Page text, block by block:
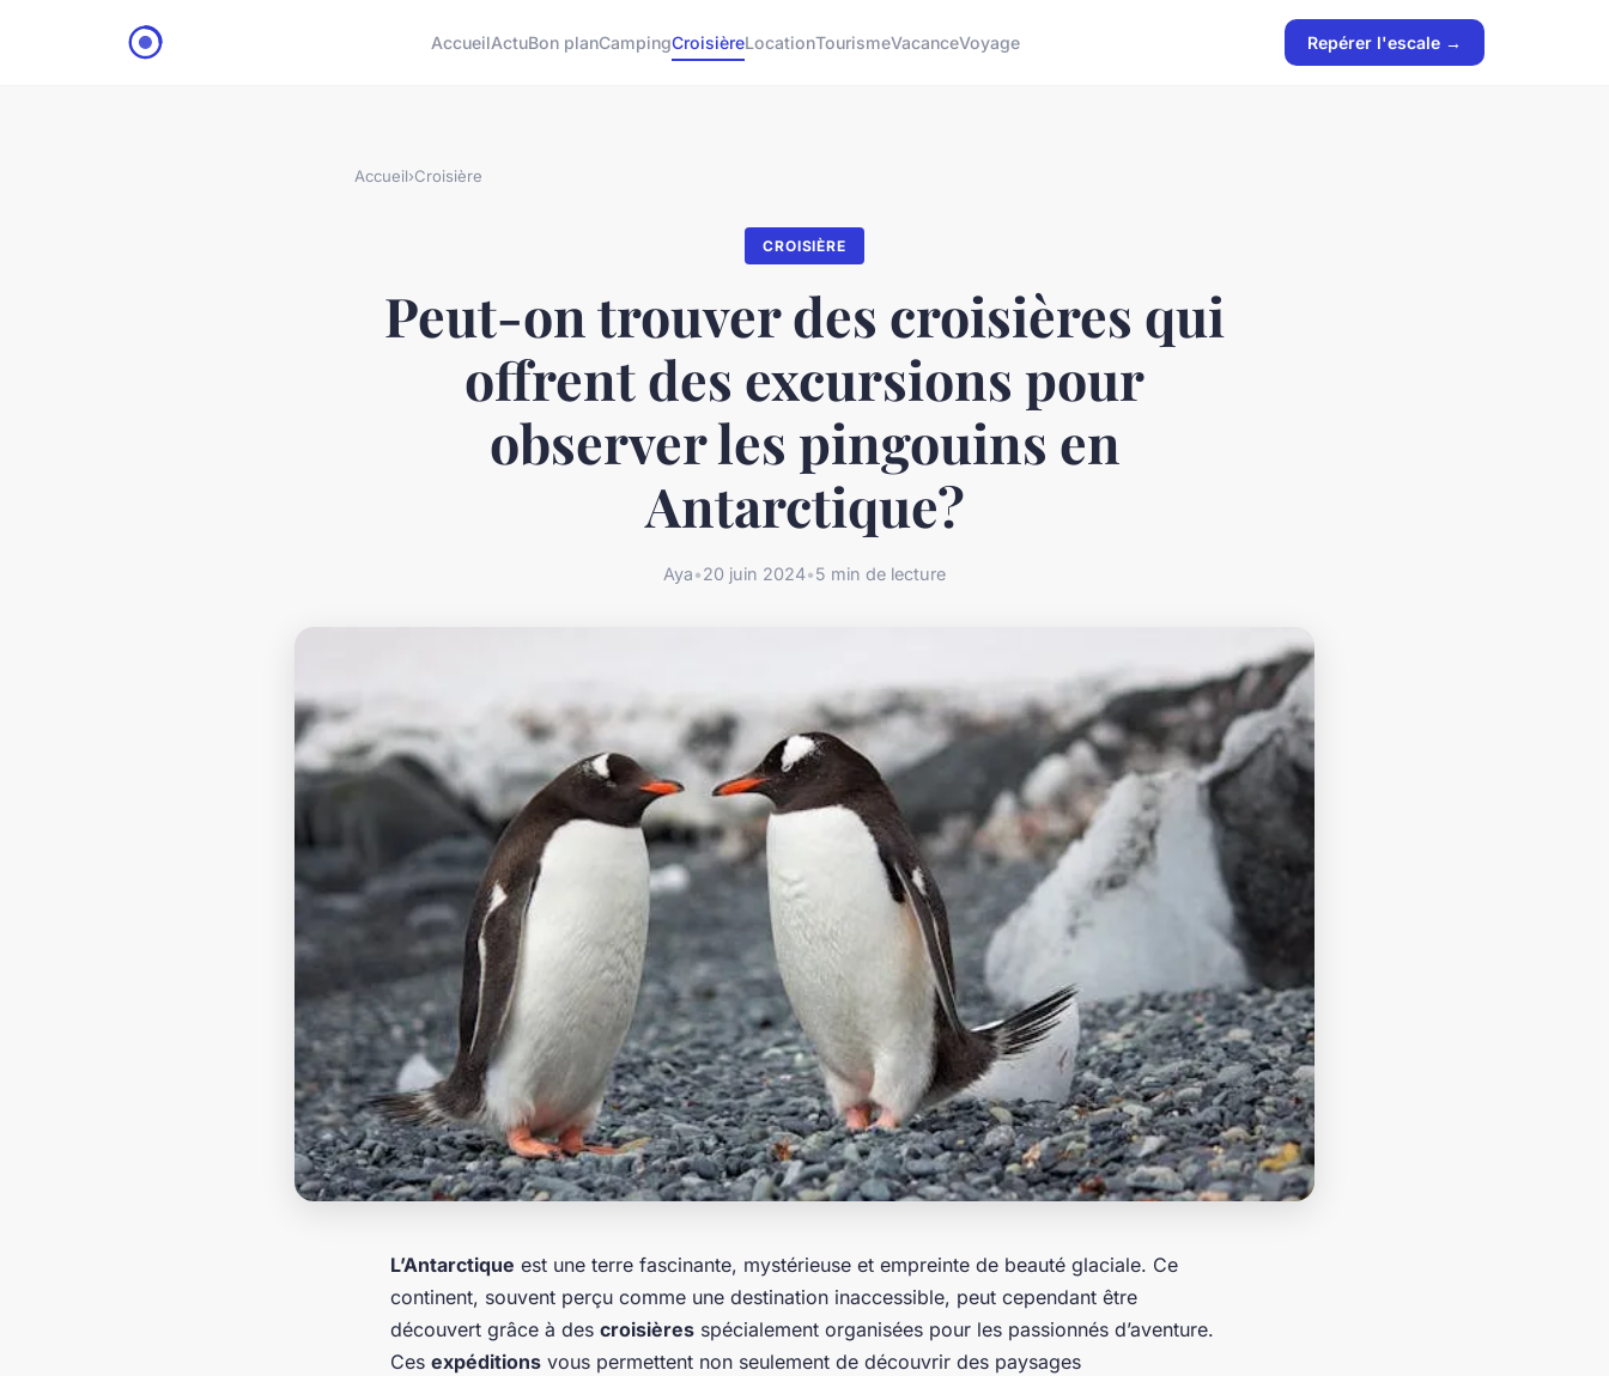
AccueilActuBon planCampingCroisièreLocationTourismeVacanceVoyage Repérer l'escale →
Accueil›Croisière
CROISIÈRE
Peut-on trouver des croisières qui
offrent des excursions pour
observer les pingouins en
Antarctique?
Aya•20 juin 2024•5 min de lecture
L’Antarctique est une terre fascinante, mystérieuse et empreinte de beauté glaciale. Ce
continent, souvent perçu comme une destination inaccessible, peut cependant être
découvert grâce à des croisières spécialement organisées pour les passionnés d’aventure.
Ces expéditions vous permettent non seulement de découvrir des paysages